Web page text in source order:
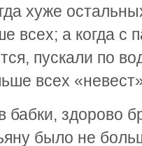
хуже
всех; а когда с
пускали по
всех
бабки, здорово
было не